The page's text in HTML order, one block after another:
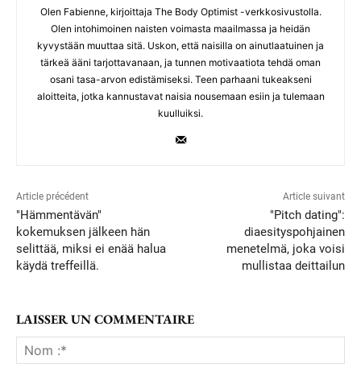
Olen Fabienne, kirjoittaja The Body Optimist -verkkosivustolla.
Olen intohimoinen naisten voimasta maailmassa ja heidän
kyvystään muuttaa sitä. Uskon, että naisilla on ainutlaatuinen ja
tärkeä ääni tarjottavanaan, ja tunnen motivaatiota tehdä oman
osani tasa-arvon edistämiseksi. Teen parhaani tukeakseni
aloitteita, jotka kannustavat naisia nousemaan esiin ja tulemaan
kuulluiksi.
Article précédent
"Hämmentävän"
kokemuksen jälkeen hän
selittää, miksi ei enää halua
käydä treffeillä.
Article suivant
"Pitch dating":
diaesityspohjainen
menetelmä, joka voisi
mullistaa deittailun
LAISSER UN COMMENTAIRE
:*